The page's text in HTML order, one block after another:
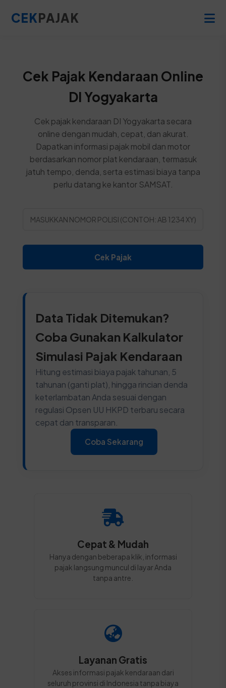
CEKPAJAK
Cek Pajak Kendaraan Online
DI Yogyakarta
Cek pajak kendaraan DI Yogyakarta secara
online dengan mudah, cepat, dan akurat.
Dapatkan informasi pajak mobil dan motor
berdasarkan nomor plat kendaraan, termasuk
jatuh tempo, denda, serta estimasi biaya tanpa
perlu datang ke kantor SAMSAT.
Cek Pajak
Data Tidak Ditemukan?
Coba Gunakan Kalkulator
Simulasi Pajak Kendaraan
Hitung estimasi biaya pajak tahunan, 5
tahunan (ganti plat), hingga rincian denda
keterlambatan Anda sesuai dengan
regulasi Opsen UU HKPD terbaru secara
cepat dan transparan.
Coba Sekarang
Cepat & Mudah
Hanya dengan beberapa klik, informasi
pajak langsung muncul di layar Anda
tanpa antre.
Layanan Gratis
Akses informasi pajak kendaraan dari
seluruh provinsi di Indonesia tanpa biaya